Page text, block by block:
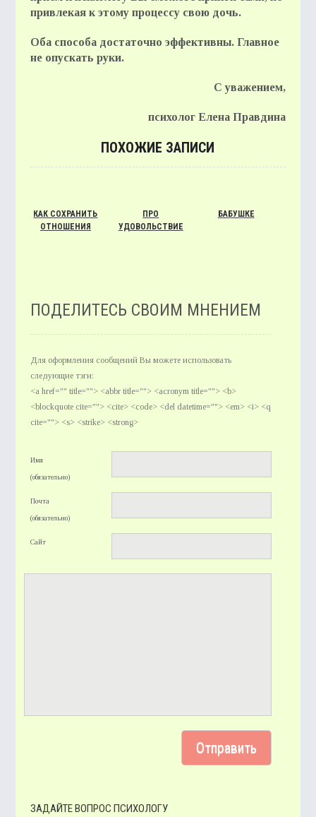
привлекая к этому процессу свою дочь.
Оба способа достаточно эффективны. Главное
не опускать руки.
С уважением,
психолог Елена Правдина
ПОХОЖИЕ ЗАПИСИ
КАК СОХРАНИТЬ
ОТНОШЕНИЯ
ПРО
УДОВОЛЬСТВИЕ
БАБУШКЕ
ПОДЕЛИТЕСЬ СВОИМ МНЕНИЕМ
Для оформления сообщений Вы можете использовать
следующие тэги:
<a href="" title=""> <abbr title=""> <acronym title=""> <b>
<blockquote cite=""> <cite> <code> <del datetime=""> <em> <i> <q
cite=""> <s> <strike> <strong>
Имя
(обязательно)
Почта
(обязательно)
Сайт
ЗАДАЙТЕ ВОПРОС ПСИХОЛОГУ